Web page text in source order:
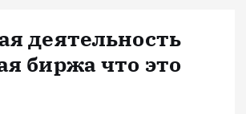
деятельность
биржа что это